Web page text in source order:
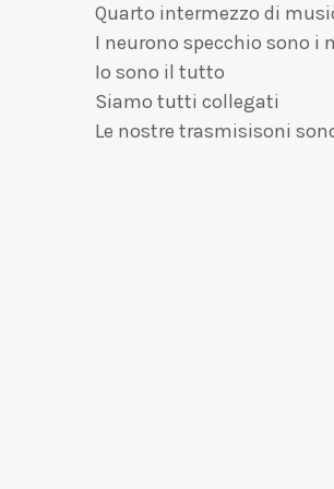
Quarto intermezzo di
I neurono specchio sono i
Io sono il tutto
Siamo tutti collegati
Le nostre trasmisisoni